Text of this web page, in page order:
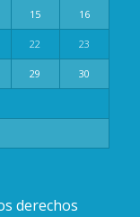
15 16
22 23
29 30
derechos